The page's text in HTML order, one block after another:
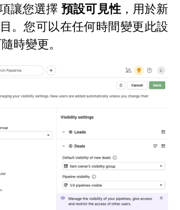
讓您選擇預設可見性，用於新
。您可以在任何時間變更此設
時變更。